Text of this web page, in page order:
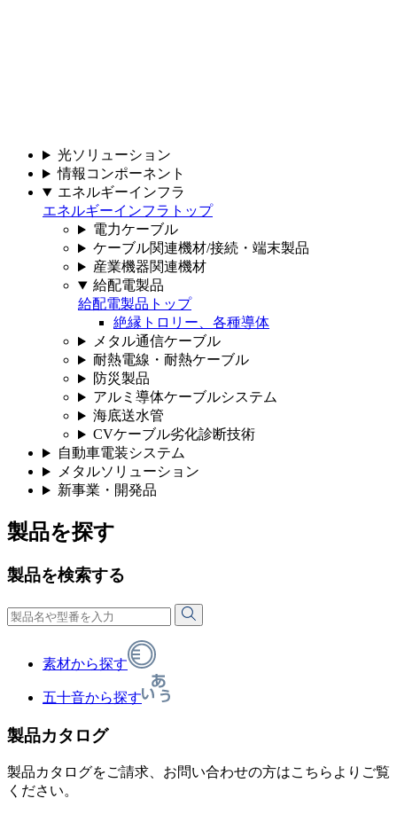
光ソリューション
情報コンポーネント
エネルギーインフラ
エネルギーインフラトップ
電力ケーブル
ケーブル関連機材/接続・端末製品
産業機器関連機材
給配電製品
給配電製品トップ
絶縁トロリー、各種導体
メタル通信ケーブル
耐熱電線・耐熱ケーブル
防災製品
アルミ導体ケーブルシステム
海底送水管
CVケーブル劣化診断技術
自動車電装システム
メタルソリューション
新事業・開発品
製品を探す
製品を検索する
素材から探す
五十音から探す
製品カタログ
製品カタログをご請求、お問い合わせの方はこちらよりご覧
ください。